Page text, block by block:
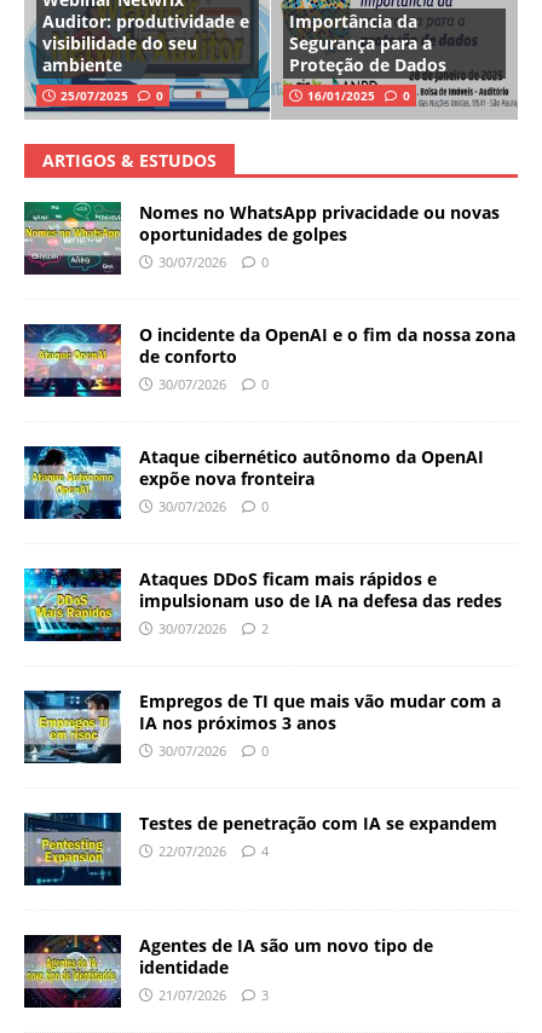
Auditor: produtividade e
visibilidade do seu
ambiente
25/07/2025 0
Importância da
Segurança para a
Proteção de Dados
16/01/2025 0
ARTIGOS & ESTUDOS
Nomes no WhatsApp privacidade ou novas
oportunidades de golpes
30/07/2026 0
O incidente da OpenAI e o fim da nossa zona
de conforto
30/07/2026 0
Ataque cibernético autônomo da OpenAI
expõe nova fronteira
30/07/2026 0
Ataques DDoS ficam mais rápidos e
impulsionam uso de IA na defesa das redes
30/07/2026 2
Empregos de TI que mais vão mudar com a
IA nos próximos 3 anos
30/07/2026 0
Testes de penetração com IA se expandem
22/07/2026 4
Agentes de IA são um novo tipo de
identidade
21/07/2026 3